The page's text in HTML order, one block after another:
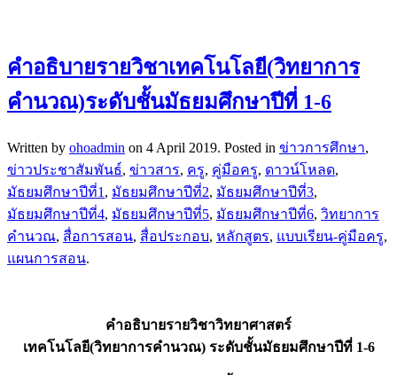
คำอธิบายรายวิชาเทคโนโลยี(วิทยาการ
คำนวณ)ระดับชั้นมัธยมศึกษาปีที่ 1-6
Written by ohoadmin on 4 April 2019. Posted in ข่าวการศึกษา,
ข่าวประชาสัมพันธ์, ข่าวสาร, ครู, คู่มือครู, ดาวน์โหลด,
มัธยมศึกษาปีที่1 , มัธยมศึกษาปีที่2, มัธยมศึกษาปีที่3,
มัธยมศึกษาปีที่4, มัธยมศึกษาปีที่5, มัธยมศึกษาปีที่6, วิทยาการ
คำนวณ, สื่อการสอน, สื่อประกอบ, หลักสูตร, แบบเรียน-คู่มือครู,
แผนการสอน.
คำอธิบายรายวิชาวิทยาศาสตร์
เทคโนโลยี(วิทยาการคำนวณ) ระดับชั้นมัธยมศึกษาปีที่ 1-6